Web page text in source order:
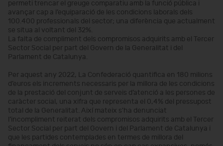
permeti trencar el greuge comparatiu amb la funció pública i
avançar cap a l’equiparació de les condicions laborals dels
100.400 professionals del sector; una diferència que actualment
se situa al voltant del 32%.
La falta de compliment dels compromisos adquirits amb el Tercer
Sector Social per part del Govern de la Generalitat i del
Parlament de Catalunya.
Per aquest any 2022, La Confederació quantifica en 180 milions
d’euros els increments necessaris per la millora de les condicions
de la prestació del conjunt de serveis d’atenció a les persones de
caràcter social, una xifra que representa el 0,4% del pressupost
total de la Generalitat. Així mateix s'ha denunciat
l’incompliment reiterat dels compromisos adquirits amb el Tercer
Sector Social per part del Govern i del Parlament de Catalunya i
que les partides contemplades en termes de millora del